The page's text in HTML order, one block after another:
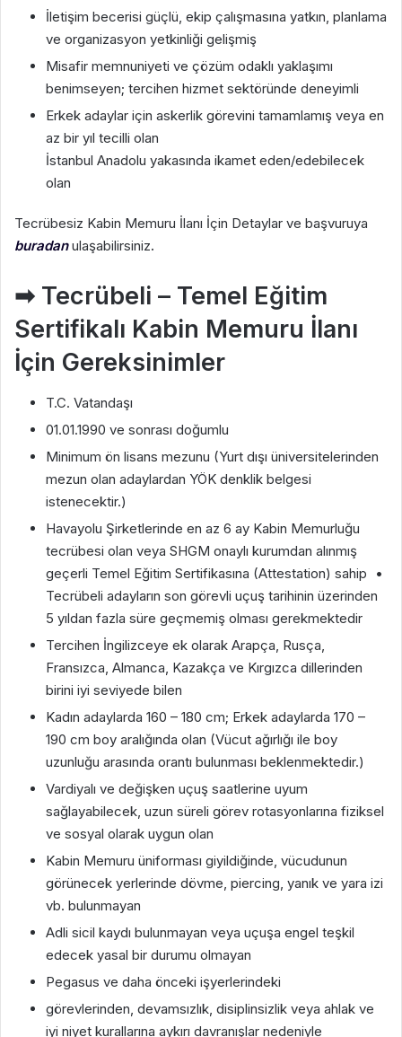
İletişim becerisi güçlü, ekip çalışmasına yatkın, planlama
ve organizasyon yetkinliği gelişmiş
Misafir memnuniyeti ve çözüm odaklı yaklaşımı
benimseyen; tercihen hizmet sektöründe deneyimli
Erkek adaylar için askerlik görevini tamamlamış veya en
az bir yıl tecilli olan
İstanbul Anadolu yakasında ikamet eden/edebilecek
olan
Tecrübesiz Kabin Memuru İlanı İçin Detaylar ve başvuruya
buradan ulaşabilirsiniz.
➡ Tecrübeli – Temel Eğitim
Sertifikalı Kabin Memuru İlanı
İçin Gereksinimler
T.C. Vatandaşı
01.01.1990 ve sonrası doğumlu
Minimum ön lisans mezunu (Yurt dışı üniversitelerinden
mezun olan adaylardan YÖK denklik belgesi
istenecektir.)
Havayolu Şirketlerinde en az 6 ay Kabin Memurluğu
tecrübesi olan veya SHGM onaylı kurumdan alınmış
geçerli Temel Eğitim Sertifikasına (Attestation) sahip •
Tecrübeli adayların son görevli uçuş tarihinin üzerinden
5 yıldan fazla süre geçmemiş olması gerekmektedir
Tercihen İngilizceye ek olarak Arapça, Rusça,
Fransızca, Almanca, Kazakça ve Kırgızca dillerinden
birini iyi seviyede bilen
Kadın adaylarda 160 – 180 cm; Erkek adaylarda 170 –
190 cm boy aralığında olan (Vücut ağırlığı ile boy
uzunluğu arasında orantı bulunması beklenmektedir.)
Vardiyalı ve değişken uçuş saatlerine uyum
sağlayabilecek, uzun süreli görev rotasyonlarına fiziksel
ve sosyal olarak uygun olan
Kabin Memuru üniforması giyildiğinde, vücudunun
görünecek yerlerinde dövme, piercing, yanık ve yara izi
vb. bulunmayan
Adli sicil kaydı bulunmayan veya uçuşa engel teşkil
edecek yasal bir durumu olmayan
Pegasus ve daha önceki işyerlerindeki
görevlerinden, devamsızlık, disiplinsizlik veya ahlak ve
iyi niyet kurallarına aykırı davranışlar nedeniyle